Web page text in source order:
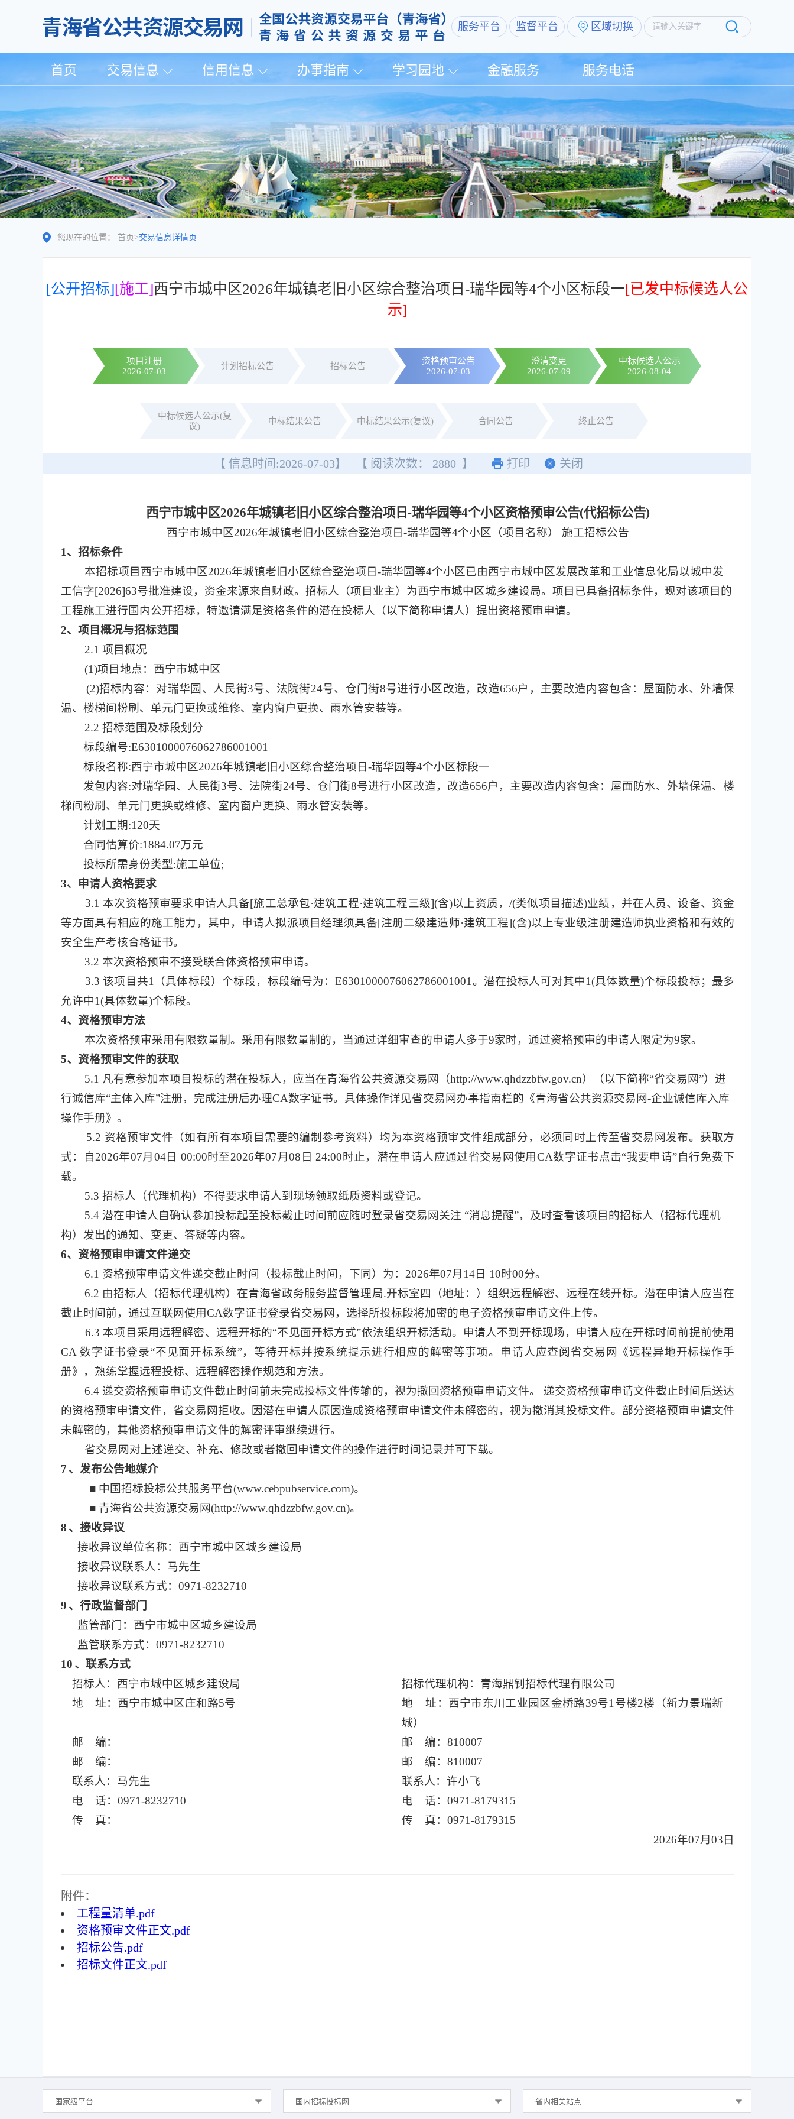
服务平台 监督平台 区域切换 请输入关键字
首页 交易信息 信用信息 办事指南 学习园地 金融服务 服务电话
您现在的位置： 首页 >交易信息详情页
[公开招标][施工]西宁市城中区2026年城镇老旧小区综合整治项日-瑞华园等4个小区标段一[已发中标候选人公
示]
项目注册
2026-07-03
计划招标公告 招标公告
资格预审公告
2026-07-03
澄清变更
2026-07-09
中标候选人公示
2026-08-04
中标候选人公示(复
议)
中标结果公告 中标结果公示(复议) 合同公告 终止公告
【 信息时间:2026-07-03】 【 阅读次数： 2880 】 打印 关闭
西宁市城中区2026年城镇老旧小区综合整治项日-瑞华园等4个小区资格预审公告(代招标公告)
西宁市城中区2026年城镇老旧小区综合整治项日-瑞华园等4个小区（项目名称） 施工招标公告
1、招标条件
本招标项目西宁市城中区2026年城镇老旧小区综合整治项日-瑞华园等4个小区已由西宁市城中区发展改革和工业信息化局以城中发
工信字[2026]63号批准建设，资金来源来自财政。招标人（项目业主）为西宁市城中区城乡建设局。项目已具备招标条件，现对该项目的
工程施工进行国内公开招标，特邀请满足资格条件的潜在投标人（以下简称申请人）提出资格预审申请。
2、项目概况与招标范围
2.1 项目概况
(1)项目地点：西宁市城中区
(2)招标内容：对瑞华园、人民街3号、法院街24号、仓门街8号进行小区改造，改造656户，主要改造内容包含：屋面防水、外墙保
温、楼梯间粉刷、单元门更换或维修、室内窗户更换、雨水管安装等。
2.2 招标范围及标段划分
标段编号:E6301000076062786001001
标段名称:西宁市城中区2026年城镇老旧小区综合整治项日-瑞华园等4个小区标段一
发包内容:对瑞华园、人民街3号、法院街24号、仓门街8号进行小区改造，改造656户，主要改造内容包含：屋面防水、外墙保温、楼
梯间粉刷、单元门更换或维修、室内窗户更换、雨水管安装等。
计划工期:120天
合同估算价:1884.07万元
投标所需身份类型:施工单位;
3、申请人资格要求
3.1 本次资格预审要求申请人具备[施工总承包·建筑工程·建筑工程三级](含)以上资质，/(类似项目描述)业绩，并在人员、设备、资金
等方面具有相应的施工能力，其中，申请人拟派项目经理须具备[注册二级建造师·建筑工程](含)以上专业级注册建造师执业资格和有效的
安全生产考核合格证书。
3.2 本次资格预审不接受联合体资格预审申请。
3.3该项目共1（具体标段）个标段，标段编号为：E6301000076062786001001。潜在投标人可对其中1(具体数量)个标段投标；最多
允许中1(具体数量)个标段。
4、资格预审方法
本次资格预审采用有限数量制。采用有限数量制的，当通过详细审查的申请人多于9家时，通过资格预审的申请人限定为9家。
5、资格预审文件的获取
5.1 凡有意参加本项目投标的潜在投标人，应当在青海省公共资源交易网（http://www.qhdzzbfw.gov.cn）（以下简称“省交易网”）进
行诚信库“主体入库”注册，完成注册后办理CA数字证书。具体操作详见省交易网办事指南栏的《青海省公共资源交易网-企业诚信库入库
操作手册》。
5.2 资格预审文件（如有所有本项目需要的编制参考资料）均为本资格预审文件组成部分，必须同时上传至省交易网发布。获取方
式：自2026年07月04日 00:00时至2026年07月08日 24:00时止，潜在申请人应通过省交易网使用CA数字证书点击“我要申请”自行免费下
载。
5.3 招标人（代理机构）不得要求申请人到现场领取纸质资料或登记。
5.4 潜在申请人自确认参加投标起至投标截止时间前应随时登录省交易网关注 “消息提醒”，及时查看该项目的招标人（招标代理机
构）发出的通知、变更、答疑等内容。
6、资格预审申请文件递交
6.1 资格预审申请文件递交截止时间（投标截止时间，下同）为：2026年07月14日 10时00分。
6.2 由招标人（招标代理机构）在青海省政务服务监督管理局.开标室四（地址：）组织远程解密、远程在线开标。潜在申请人应当在
截止时间前，通过互联网使用CA数字证书登录省交易网，选择所投标段将加密的电子资格预审申请文件上传。
6.3 本项目采用远程解密、远程开标的“不见面开标方式”依法组织开标活动。申请人不到开标现场，申请人应在开标时间前提前使用
CA 数字证书登录“不见面开标系统”，等待开标并按系统提示进行相应的解密等事项。申请人应查阅省交易网《远程异地开标操作手
册》，熟练掌握远程投标、远程解密操作规范和方法。
6.4 递交资格预审申请文件截止时间前未完成投标文件传输的，视为撤回资格预审申请文件。 递交资格预审申请文件截止时间后送达
的资格预审申请文件，省交易网拒收。因潜在申请人原因造成资格预审申请文件未解密的，视为撤消其投标文件。部分资格预审申请文件
未解密的，其他资格预审申请文件的解密评审继续进行。
省交易网对上述递交、补充、修改或者撤回申请文件的操作进行时间记录并可下载。
7 、发布公告地媒介
■ 中国招标投标公共服务平台(www.cebpubservice.com)。
■ 青海省公共资源交易网(http://www.qhdzzbfw.gov.cn)。
8 、接收异议
接收异议单位名称：西宁市城中区城乡建设局
接收异议联系人：马先生
接收异议联系方式：0971-8232710
9 、行政监督部门
监管部门：西宁市城中区城乡建设局
监管联系方式：0971-8232710
10 、联系方式
招标人：西宁市城中区城乡建设局
招标代理机构：青海鼎钊招标代理有限公司
地 址：西宁市城中区庄和路5号
地 址：西宁市东川工业园区金桥路39号1号楼2楼（新力景瑞新
城）
邮 编：
邮 编：810007
邮 编：
邮 编：810007
联系人：马先生
联系人：许小飞
电 话：0971-8232710
电 话：0971-8179315
传 真：
传 真：0971-8179315
2026年07月03日
附件：
工程量清单.pdf
资格预审文件正文.pdf
招标公告.pdf
招标文件正文.pdf
国家级平台 国内招标投标网 省内相关站点